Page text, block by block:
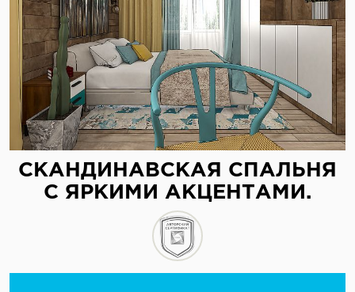
СКАНДИНАВСКАЯ СПАЛЬНЯ
С ЯРКИМИ АКЦЕНТАМИ.